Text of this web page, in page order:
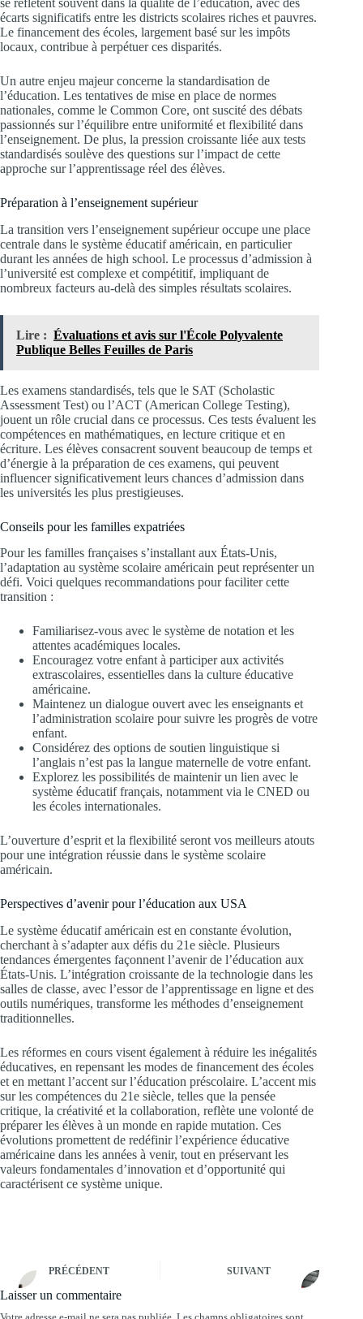
écarts significatifs entre les districts scolaires riches et pauvres.
Le financement des écoles, largement basé sur les impôts
locaux, contribue à perpétuer ces disparités.
Un autre enjeu majeur concerne la standardisation de
l’éducation. Les tentatives de mise en place de normes
nationales, comme le Common Core, ont suscité des débats
passionnés sur l’équilibre entre uniformité et flexibilité dans
l’enseignement. De plus, la pression croissante liée aux tests
standardisés soulève des questions sur l’impact de cette
approche sur l’apprentissage réel des élèves.
Préparation à l’enseignement supérieur
La transition vers l’enseignement supérieur occupe une place
centrale dans le système éducatif américain, en particulier
durant les années de high school. Le processus d’admission à
l’université est complexe et compétitif, impliquant de
nombreux facteurs au-delà des simples résultats scolaires.
Lire : Évaluations et avis sur l'École Polyvalente
Publique Belles Feuilles de Paris
Les examens standardisés, tels que le SAT (Scholastic
Assessment Test) ou l’ACT (American College Testing),
jouent un rôle crucial dans ce processus. Ces tests évaluent les
compétences en mathématiques, en lecture critique et en
écriture. Les élèves consacrent souvent beaucoup de temps et
d’énergie à la préparation de ces examens, qui peuvent
influencer significativement leurs chances d’admission dans
les universités les plus prestigieuses.
Conseils pour les familles expatriées
Pour les familles françaises s’installant aux États-Unis,
l’adaptation au système scolaire américain peut représenter un
défi. Voici quelques recommandations pour faciliter cette
transition :
Familiarisez-vous avec le système de notation et les
attentes académiques locales.
Encouragez votre enfant à participer aux activités
extrascolaires, essentielles dans la culture éducative
américaine.
Maintenez un dialogue ouvert avec les enseignants et
l’administration scolaire pour suivre les progrès de votre
enfant.
Considérez des options de soutien linguistique si
l’anglais n’est pas la langue maternelle de votre enfant.
Explorez les possibilités de maintenir un lien avec le
système éducatif français, notamment via le CNED ou
les écoles internationales.
L’ouverture d’esprit et la flexibilité seront vos meilleurs atouts
pour une intégration réussie dans le système scolaire
américain.
Perspectives d’avenir pour l’éducation aux USA
Le système éducatif américain est en constante évolution,
cherchant à s’adapter aux défis du 21e siècle. Plusieurs
tendances émergentes façonnent l’avenir de l’éducation aux
États-Unis. L’intégration croissante de la technologie dans les
salles de classe, avec l’essor de l’apprentissage en ligne et des
outils numériques, transforme les méthodes d’enseignement
traditionnelles.
Les réformes en cours visent également à réduire les inégalités
éducatives, en repensant les modes de financement des écoles
et en mettant l’accent sur l’éducation préscolaire. L’accent mis
sur les compétences du 21e siècle, telles que la pensée
critique, la créativité et la collaboration, reflète une volonté de
préparer les élèves à un monde en rapide mutation. Ces
évolutions promettent de redéfinir l’expérience éducative
américaine dans les années à venir, tout en préservant les
valeurs fondamentales d’innovation et d’opportunité qui
caractérisent ce système unique.
PRÉCÉDENT SUIVANT
Laisser un commentaire